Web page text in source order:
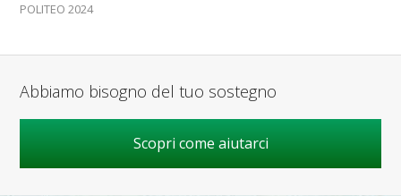
POLITEO 2024
Abbiamo bisogno del tuo sostegno
Scopri come aiutarci